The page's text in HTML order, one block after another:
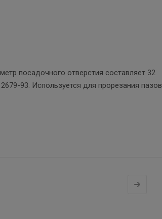
посадочного отверстия составляет 32
93. Используется для прорезания пазов